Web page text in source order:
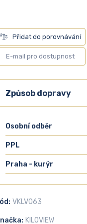
Přidat do porovnávání
Způsob dopravy
Osobní odběr
PPL
Praha - kurýr
VKLV063
KILOVIEW